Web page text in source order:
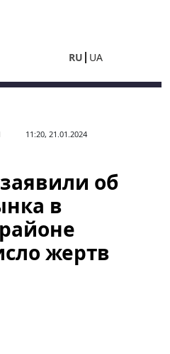
RU UA
11:20, 21.01.2024
об
в
жертв